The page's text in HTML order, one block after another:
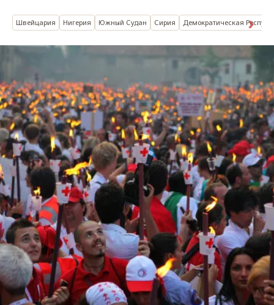
Швейцария Нигерия Южный Судан Сирия Демократическая